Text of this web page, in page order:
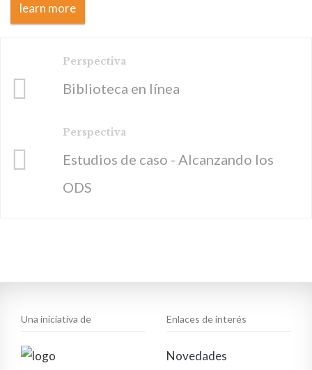
learn more
Perspectiva
Biblioteca en línea
Perspectiva
Estudios de caso - Alcanzando los
ODS
Una iniciativa de Enlaces de interés
Novedades